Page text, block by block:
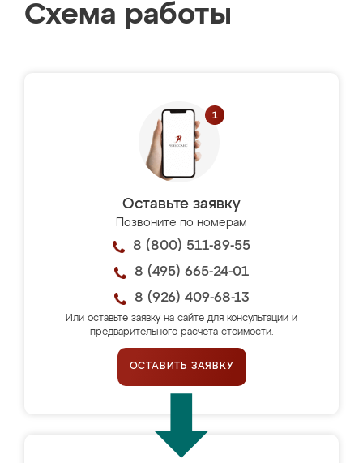
Схема работы
Оставьте заявку
Позвоните по номерам
8 (800) 511-89-55
8 (495) 665-24-01
8 (926) 409-68-13
Или оставьте заявку на сайте для консультации и
предварительного расчёта стоимости.
ОСТАВИТЬ ЗАЯВКУ